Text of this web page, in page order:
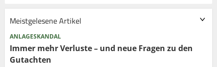
Meistgelesene Artikel
ANLAGESKANDAL
Immer mehr Verluste – und neue Fragen zu den
Gutachten